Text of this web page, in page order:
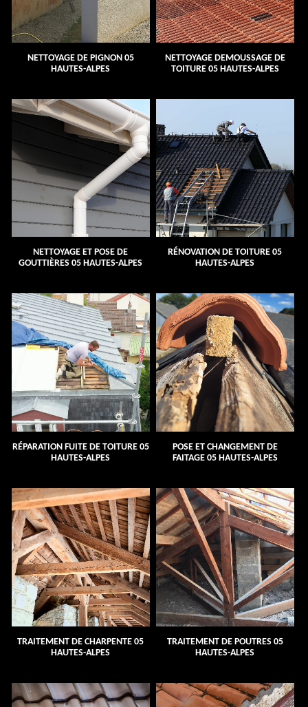
NETTOYAGE DE PIGNON 05
HAUTES-ALPES
NETTOYAGE DEMOUSSAGE DE
TOITURE 05 HAUTES-ALPES
NETTOYAGE ET POSE DE
GOUTTIÈRES 05 HAUTES-ALPES
RÉNOVATION DE TOITURE 05
HAUTES-ALPES
RÉPARATION FUITE DE TOITURE 05
HAUTES-ALPES
POSE ET CHANGEMENT DE
FAITAGE 05 HAUTES-ALPES
TRAITEMENT DE CHARPENTE 05
HAUTES-ALPES
TRAITEMENT DE POUTRES 05
HAUTES-ALPES